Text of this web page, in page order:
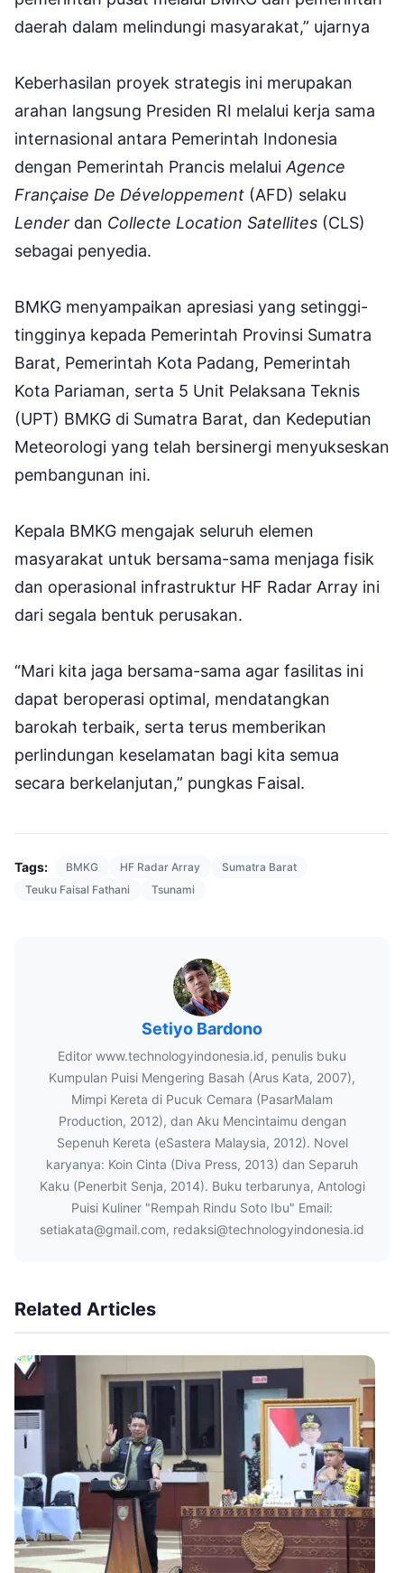
daerah dalam melindungi masyarakat,” ujarnya
Keberhasilan proyek strategis ini merupakan
arahan langsung Presiden RI melalui kerja sama
internasional antara Pemerintah Indonesia
dengan Pemerintah Prancis melalui Agence
Française De Développement (AFD) selaku
Lender dan Collecte Location Satellites (CLS)
sebagai penyedia.
BMKG menyampaikan apresiasi yang setinggi-
tingginya kepada Pemerintah Provinsi Sumatra
Barat, Pemerintah Kota Padang, Pemerintah
Kota Pariaman, serta 5 Unit Pelaksana Teknis
(UPT) BMKG di Sumatra Barat, dan Kedeputian
Meteorologi yang telah bersinergi menyukseskan
pembangunan ini.
Kepala BMKG mengajak seluruh elemen
masyarakat untuk bersama-sama menjaga fisik
dan operasional infrastruktur HF Radar Array ini
dari segala bentuk perusakan.
“Mari kita jaga bersama-sama agar fasilitas ini
dapat beroperasi optimal, mendatangkan
barokah terbaik, serta terus memberikan
perlindungan keselamatan bagi kita semua
secara berkelanjutan,” pungkas Faisal.
Tags: BMKG HF Radar Array
Sumatra Barat
Teuku Faisal Fathani
Tsunami
Setiyo Bardono
Editor www.technologyindonesia.id, penulis buku
Kumpulan Puisi Mengering Basah (Arus Kata, 2007),
Mimpi Kereta di Pucuk Cemara (PasarMalam
Production, 2012), dan Aku Mencintaimu dengan
Sepenuh Kereta (eSastera Malaysia, 2012). Novel
karyanya: Koin Cinta (Diva Press, 2013) dan Separuh
Kaku (Penerbit Senja, 2014). Buku terbarunya, Antologi
Puisi Kuliner "Rempah Rindu Soto Ibu" Email:
setiakata@gmail.com, redaksi@technologyindonesia.id
Related Articles